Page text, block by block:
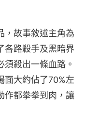
，故事敘述主角為
各路殺手及黑暗界
殺出一條血路。
面大約佔了70%左
作都拳拳到肉，讓